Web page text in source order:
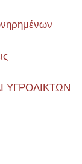
ΥΓΡΟΛΙΚΤΩΝ